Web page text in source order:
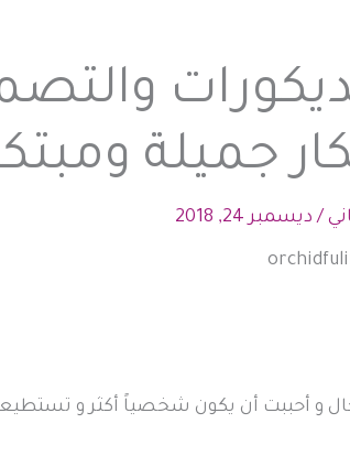
جميلة
/ ديسمبر 24, 2018
و أحببت أن يكون شخصياً أكثر و